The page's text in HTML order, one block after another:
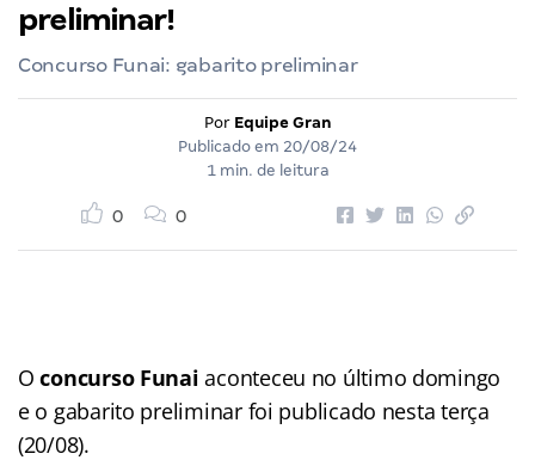
preliminar!
Concurso Funai: gabarito preliminar
Por Equipe Gran
Publicado em 20/08/24
1 min. de leitura
0 0
Oconcurso Funaiaconteceu no último domingo
e o gabarito preliminar foi publicado nesta terça
(20/08).